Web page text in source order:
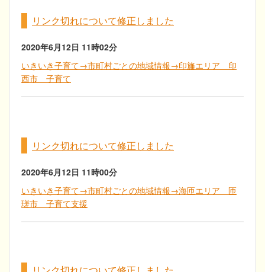
リンク切れについて修正しました
2020年6月12日 11時02分
いきいき子育て→市町村ごとの地域情報→印旛エリア 印
西市 子育て
リンク切れについて修正しました
2020年6月12日 11時00分
いきいき子育て→市町村ごとの地域情報→海匝エリア 匝
瑳市 子育て支援